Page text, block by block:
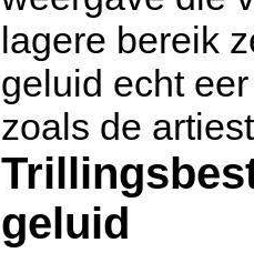
lagere bereik
geluid echt
zoals de
geluid